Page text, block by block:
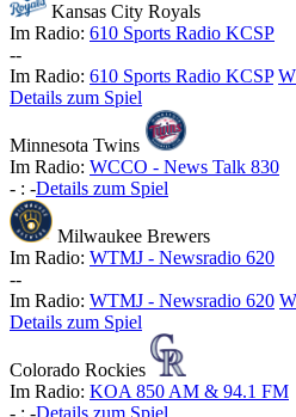
Kansas City Royals
Im Radio: 610 Sports Radio KCSP
--
Im Radio: 610 Sports Radio KCSP
Details zum Spiel
Minnesota Twins
Im Radio: WCCO - News Talk 830
- : -Details zum Spiel
Milwaukee Brewers
Im Radio: WTMJ - Newsradio 620
--
Im Radio: WTMJ - Newsradio 620
Details zum Spiel
Colorado Rockies
Im Radio: KOA 850 AM & 94.1 FM